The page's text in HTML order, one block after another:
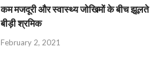
कम मजदूरी और स्वास्थ्य जोखिमों के बीच झूलते
बीड़ी श्रमिक
February 2, 2021